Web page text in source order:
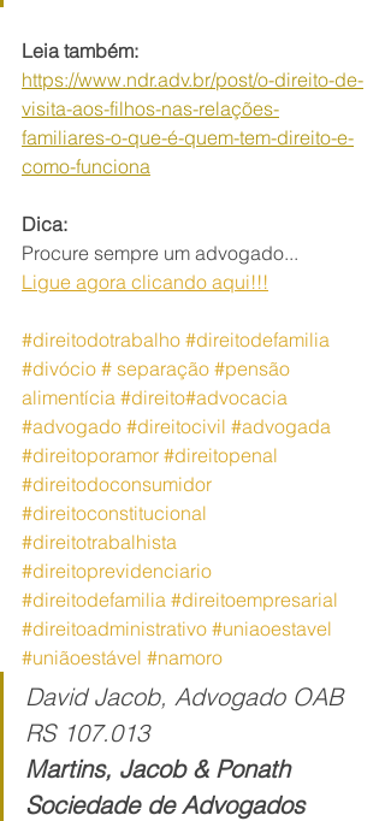
Leia também:
https://www.ndr.adv.br/post/o-direito-de-
visita-aos-filhos-nas-relações-
familiares-o-que-é-quem-tem-direito-e-
como-funciona
Dica:
Procure sempre um advogado...
Ligue agora clicando aqui!!!
#direitodotrabalho #direitodefamilia
#divócio # separação #pensão
alimentícia #direito#advocacia
#advogado #direitocivil #advogada
#direitoporamor #direitopenal
#direitodoconsumidor
#direitoconstitucional
#direitotrabalhista
#direitoprevidenciario
#direitodefamilia #direitoempresarial
#direitoadministrativo #uniaoestavel
#uniãoestável #namoro
David Jacob, Advogado OAB
RS 107.013
Martins, Jacob & Ponath
Sociedade de Advogados